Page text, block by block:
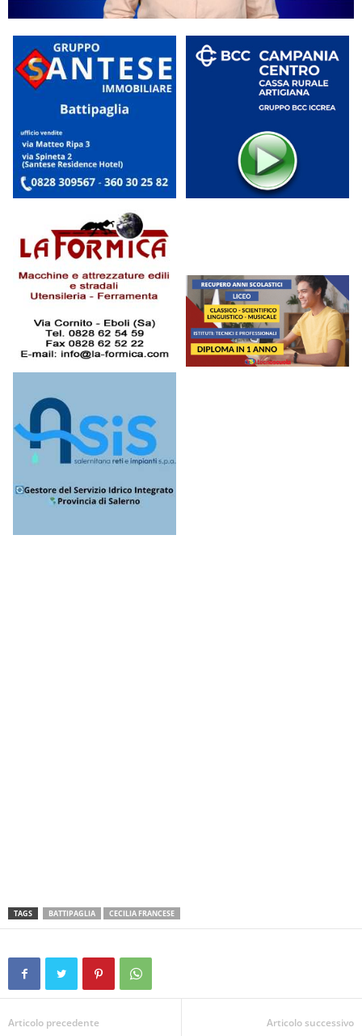
TAGS BATTIPAGLIA CECILIA FRANCESE
Articolo precedente Articolo successivo